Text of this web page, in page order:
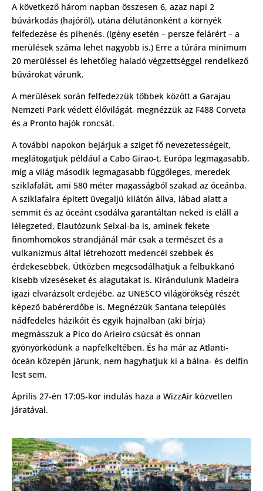
A következő három napban összesen 6, azaz napi 2
búvárkodás (hajóról), utána délutánonként a környék
felfedezése és pihenés. (Igény esetén – persze felárért – a
merülések száma lehet nagyobb is.) Erre a túrára minimum
20 merüléssel és lehetőleg haladó végzettséggel rendelkező
búvárokat várunk.
A merülések során felfedezzük többek között a Garajau
Nemzeti Park védett élővilágát, megnézzük az F488 Corveta
és a Pronto hajók roncsát.
A további napokon bejárjuk a sziget fő nevezetességeit,
meglátogatjuk például a Cabo Girao-t, Európa legmagasabb,
míg a világ második legmagasabb függőleges, meredek
sziklafalát, ami 580 méter magasságból szakad az óceánba.
A sziklafalra épített üvegaljú kilátón állva, lábad alatt a
semmit és az óceánt csodálva garantáltan neked is eláll a
lélegzeted. Elautózunk Seixal-ba is, aminek fekete
finomhomokos strandjánál már csak a természet és a
vulkanizmus által létrehozott medencéi szebbek és
érdekesebbek. Útközben megcsodálhatjuk a felbukkanó
kisebb vízeséseket és alagutakat is. Kirándulunk Madeira
igazi elvarázsolt erdejébe, az UNESCO világörökség részét
képező babérerdőbe is. Megnézzük Santana település
nádfedeles házikóit és egyik hajnalban (aki bírja)
megmásszuk a Pico do Arieiro csúcsát és onnan
gyönyörködünk a napfelkeltében. És ha már az Atlanti-
óceán közepén járunk, nem hagyhatjuk ki a bálna- és delfin
lest sem.
Április 27-én 17:05-kor indulás haza a WizzAir közvetlen
járatával.